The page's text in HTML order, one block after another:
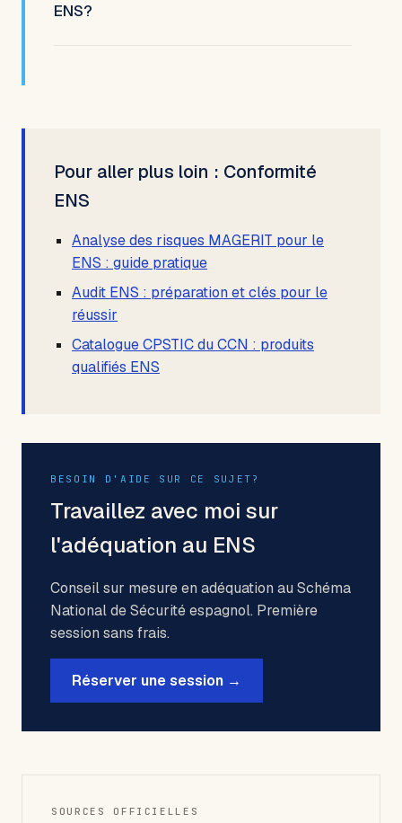
ENS?
Pour aller plus loin : Conformité
ENS
Analyse des risques MAGERIT pour le
ENS : guide pratique
Audit ENS : préparation et clés pour le
réussir
Catalogue CPSTIC du CCN : produits
qualifiés ENS
BESOIN D'AIDE SUR CE SUJET?
Travaillez avec moi sur
l'adéquation au ENS
Conseil sur mesure en adéquation au Schéma
National de Sécurité espagnol. Première
session sans frais.
Réserver une session →
SOURCES OFFICIELLES